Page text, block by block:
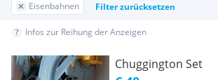
Eisenbahnen Filter zurücksetzen
Infos zur Reihung der Anzeigen
Chuggington Set